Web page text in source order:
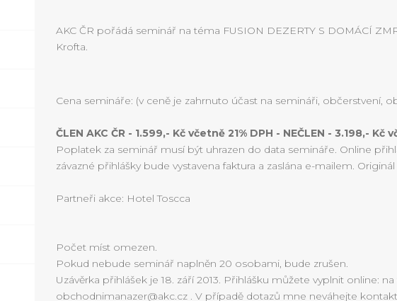
AKC ČR pořádá seminář na téma FUSION DEZERTY S DOMÁCÍ
Krofta.
Cena semináře: (v ceně je zahrnuto účast na semináři, občerstvení,
ČLEN AKC ČR - 1.599,- Kč včetně 21% DPH - NEČLEN - 3.198,- Kč
Poplatek za seminář musí být uhrazen do data semináře. Online
závazné přihlášky bude vystavena faktura a zaslána e-mailem.
Partneři akce: Hotel Toscca
Počet míst omezen.
Pokud nebude seminář naplněn 20 osobami, bude zrušen.
Uzávěrka přihlášek je 18. září 2013. Přihlášku můžete vyplnit online:
obchodnimanazer@akc.cz . V případě dotazů mne neváhejte